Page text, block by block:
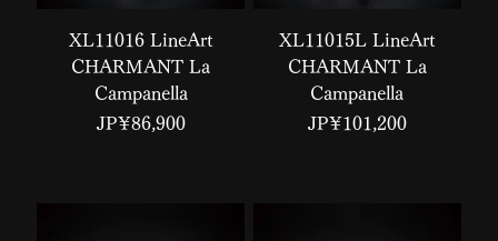
XL11016 LineArt
CHARMANT La
Campanella
價格
JP¥86,900
XL11015L LineArt
CHARMANT La
Campanella
價格
JP¥101,200